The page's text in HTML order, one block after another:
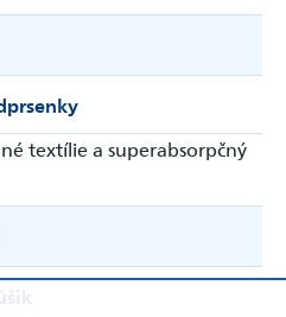
textílie a superabsorpčný